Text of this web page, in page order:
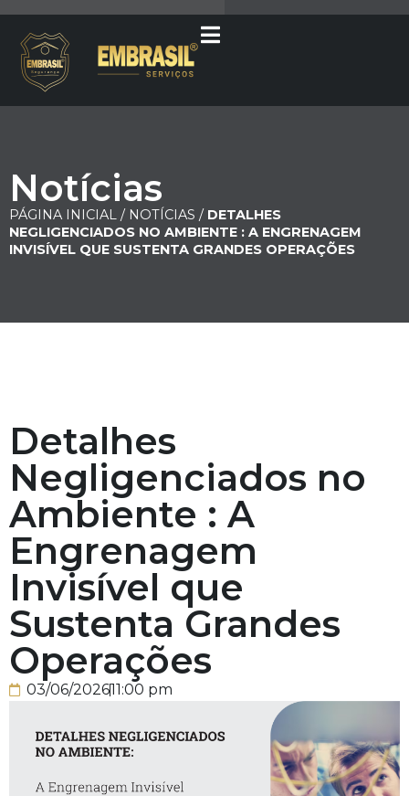
Notícias
PÁGINA INICIAL / NOTÍCIAS / DETALHES
NEGLIGENCIADOS NO AMBIENTE : A ENGRENAGEM
INVISÍVEL QUE SUSTENTA GRANDES OPERAÇÕES
Detalhes
Negligenciados no
Ambiente : A
Engrenagem
Invisível que
Sustenta Grandes
Operações
03/06/202611:00 pm